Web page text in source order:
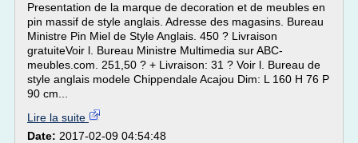
Presentation de la marque de decoration et de meubles en
pin massif de style anglais. Adresse des magasins. Bureau
Ministre Pin Miel de Style Anglais. 450 ? Livraison
gratuiteVoir l. Bureau Ministre Multimedia sur ABC-
meubles.com. 251,50 ? + Livraison: 31 ? Voir l. Bureau de
style anglais modele Chippendale Acajou Dim: L 160 H 76 P
90 cm...
Lire la suite
Date: 2017-02-09 04:54:48